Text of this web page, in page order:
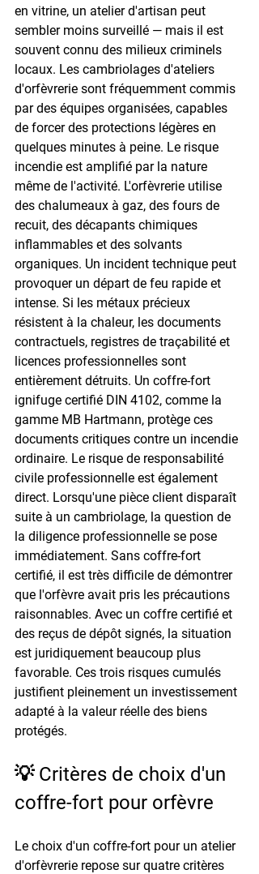
en vitrine, un atelier d'artisan peut
sembler moins surveillé — mais il est
souvent connu des milieux criminels
locaux. Les cambriolages d'ateliers
d'orfèvrerie sont fréquemment commis
par des équipes organisées, capables
de forcer des protections légères en
quelques minutes à peine. Le risque
incendie est amplifié par la nature
même de l'activité. L'orfèvrerie utilise
des chalumeaux à gaz, des fours de
recuit, des décapants chimiques
inflammables et des solvants
organiques. Un incident technique peut
provoquer un départ de feu rapide et
intense. Si les métaux précieux
résistent à la chaleur, les documents
contractuels, registres de traçabilité et
licences professionnelles sont
entièrement détruits. Un coffre-fort
ignifuge certifié DIN 4102, comme la
gamme MB Hartmann, protège ces
documents critiques contre un incendie
ordinaire. Le risque de responsabilité
civile professionnelle est également
direct. Lorsqu'une pièce client disparaît
suite à un cambriolage, la question de
la diligence professionnelle se pose
immédiatement. Sans coffre-fort
certifié, il est très difficile de démontrer
que l'orfèvre avait pris les précautions
raisonnables. Avec un coffre certifié et
des reçus de dépôt signés, la situation
est juridiquement beaucoup plus
favorable. Ces trois risques cumulés
justifient pleinement un investissement
adapté à la valeur réelle des biens
protégés.
💡 Critères de choix d'un
coffre-fort pour orfèvre
Le choix d'un coffre-fort pour un atelier
d'orfèvrerie repose sur quatre critères